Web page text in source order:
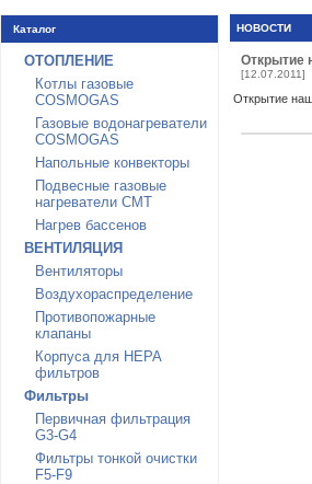
Каталог
ОТОПЛЕНИЕ
Котлы газовые
COSMOGAS
Газовые водонагреватели
COSMOGAS
Напольные конвекторы
Подвесные газовые
нагреватели CMT
Нагрев бассенов
ВЕНТИЛЯЦИЯ
Вентиляторы
Воздухораспределение
Противопожарные
клапаны
Корпуса для HEPA
фильтров
Фильтры
Первичная фильтрация
G3-G4
Фильтры тонкой очистки
F5-F9
НОВОСТИ
Открытие
[12.07.2011]
Открытие